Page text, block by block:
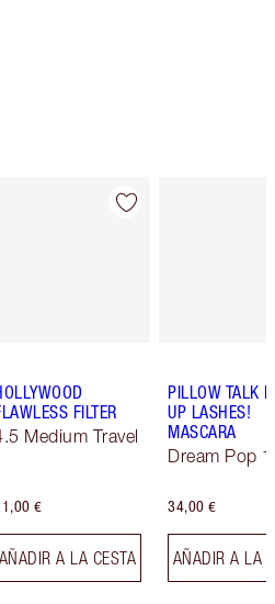
FILTER
Medium Travel
€
AÑADIR A LA CESTA
PILLOW TALK
UP LASHES!
MASCARA
Dream Pop
34,00 €
AÑADIR A LA